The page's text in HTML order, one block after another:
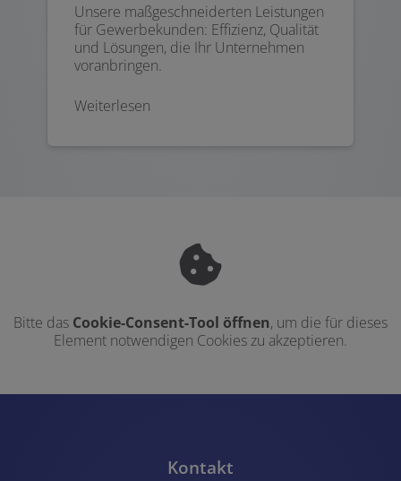
Unsere maßgeschneiderten Leistungen
für Gewerbekunden: Effizienz, Qualität
und Lösungen, die Ihr Unternehmen
voranbringen.
Weiterlesen
Bitte das Cookie-Consent-Tool öffnen, um die für dieses
Element notwendigen Cookies zu akzeptieren.
Kontakt